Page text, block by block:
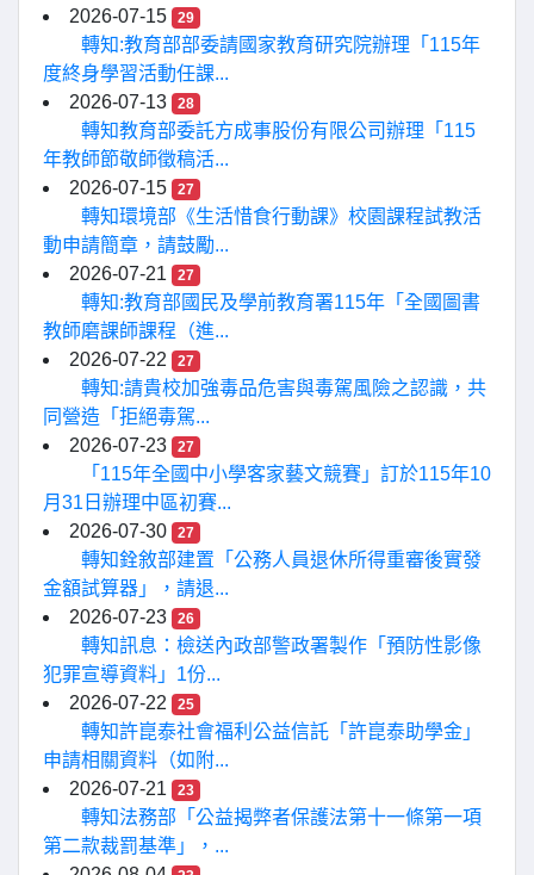
2026-07-15
29
轉知:教育部部委請國家教育研究院辦理「115年
度終身學習活動任課...
2026-07-13
28
轉知教育部委託方成事股份有限公司辦理「115
年教師節敬師徵稿活...
2026-07-15
27
轉知環境部《生活惜食行動課》校園課程試教活
動申請簡章，請鼓勵...
2026-07-21
27
轉知:教育部國民及學前教育署115年「全國圖書
教師磨課師課程（進...
2026-07-22
27
轉知:請貴校加強毒品危害與毒駕風險之認識，共
同營造「拒絕毒駕...
2026-07-23
27
「115年全國中小學客家藝文競賽」訂於115年10
月31日辦理中區初賽...
2026-07-30
27
轉知銓敘部建置「公務人員退休所得重審後實發
金額試算器」，請退...
2026-07-23
26
轉知訊息：檢送內政部警政署製作「預防性影像
犯罪宣導資料」1份...
2026-07-22
25
轉知許崑泰社會福利公益信託「許崑泰助學金」
申請相關資料（如附...
2026-07-21
23
轉知法務部「公益揭弊者保護法第十一條第一項
第二款裁罰基準」，...